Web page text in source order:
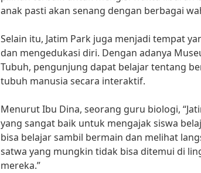
anak pasti akan senang dengan berbagai
Selain itu, Jatim Park juga menjadi tempat
dan mengedukasi diri. Dengan adanya
Tubuh, pengunjung dapat belajar tentang
tubuh manusia secara interaktif.
Menurut Ibu Dina, seorang guru biologi,
yang sangat baik untuk mengajak siswa
bisa belajar sambil bermain dan melihat
satwa yang mungkin tidak bisa ditemui di
mereka.”